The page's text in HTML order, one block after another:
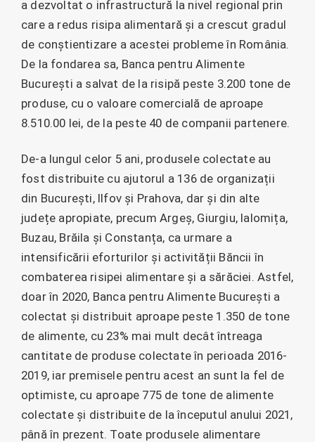
a dezvoltat o infrastructură la nivel regional prin
care a redus risipa alimentară și a crescut gradul
de conștientizare a acestei probleme în România.
De la fondarea sa, Banca pentru Alimente
București a salvat de la risipă peste 3.200 tone de
produse, cu o valoare comercială de aproape
8.510.00 lei, de la peste 40 de companii partenere.
De-a lungul celor 5 ani, produsele colectate au
fost distribuite cu ajutorul a 136 de organizații
din București, Ilfov și Prahova, dar și din alte
județe apropiate, precum Argeș, Giurgiu, Ialomița,
Buzau, Brăila și Constanța, ca urmare a
intensificării eforturilor și activității Băncii în
combaterea risipei alimentare și a sărăciei. Astfel,
doar în 2020, Banca pentru Alimente București a
colectat și distribuit aproape peste 1.350 de tone
de alimente, cu 23% mai mult decât întreaga
cantitate de produse colectate în perioada 2016-
2019, iar premisele pentru acest an sunt la fel de
optimiste, cu aproape 775 de tone de alimente
colectate și distribuite de la începutul anului 2021,
până în prezent. Toate produsele alimentare